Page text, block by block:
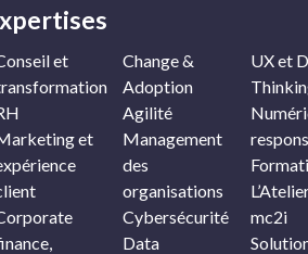
et
et
Change &
Adoption
Agilité
Management
des
organisations
Cybersécurité
Data
UX et
mc2i